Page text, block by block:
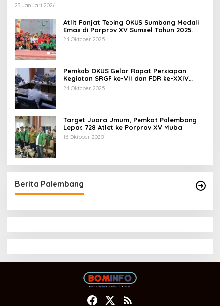
23 Januari 2026
Atlit Panjat Tebing OKUS Sumbang Medali
Emas di Porprov XV Sumsel Tahun 2025.
24 Oktober 2025
Pemkab OKUS Gelar Rapat Persiapan
Kegiatan SRGF ke-VII dan FDR ke-XXIV
Tahun 2025
24 Oktober 2025
Target Juara Umum, Pemkot Palembang
Lepas 728 Atlet ke Porprov XV Muba
16 Oktober 2025
Berita Palembang